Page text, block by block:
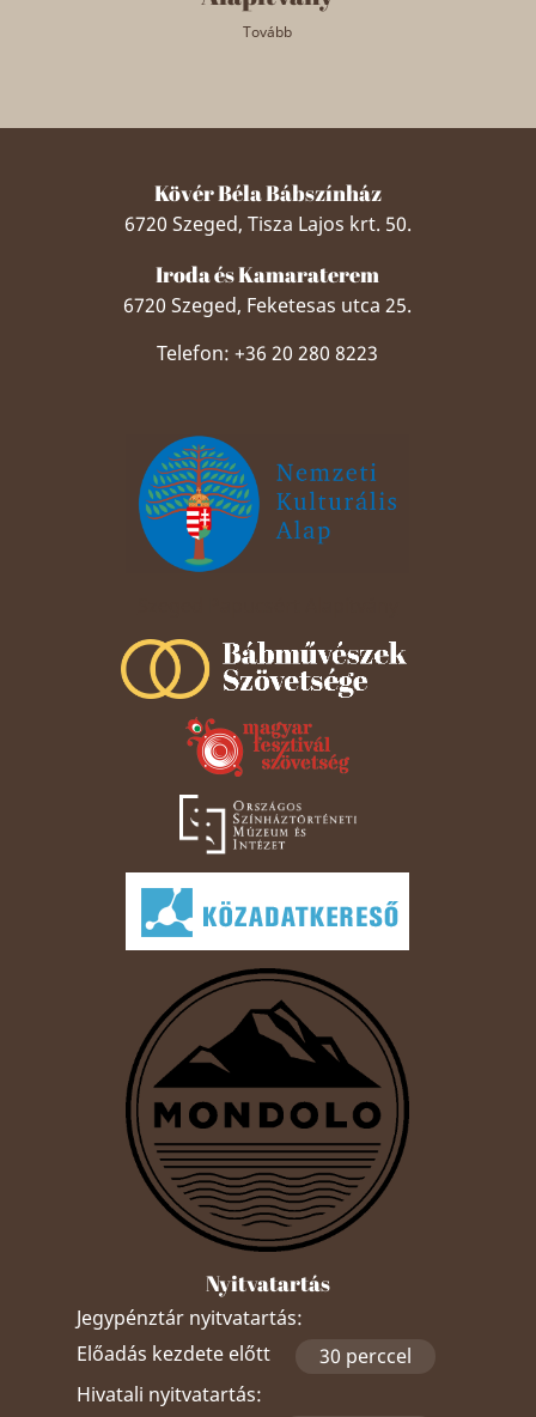
Tovább
Kövér Béla Bábszínház
6720 Szeged, Tisza Lajos krt. 50.
Iroda és Kamaraterem
6720 Szeged, Feketesas utca 25.
Telefon: +36 20 280 8223
Nyitvatartás
Jegypénztár nyitvatartás:
Előadás kezdete előtt
30 perccel
Hivatali nyitvatartás: